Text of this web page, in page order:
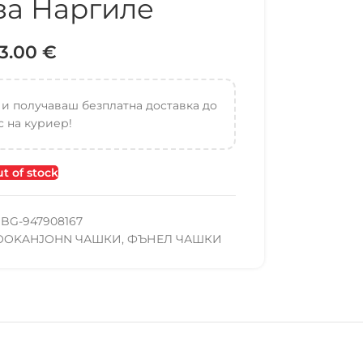
Наргиле
€
получаваш безплатна доставка до
на куриер!
of stock
947908167
ЧАШКИ, ФЪНЕЛ ЧАШКИ